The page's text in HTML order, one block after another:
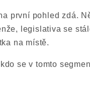
první pohled zdá.
legislativa se
na místě.
se v tomto